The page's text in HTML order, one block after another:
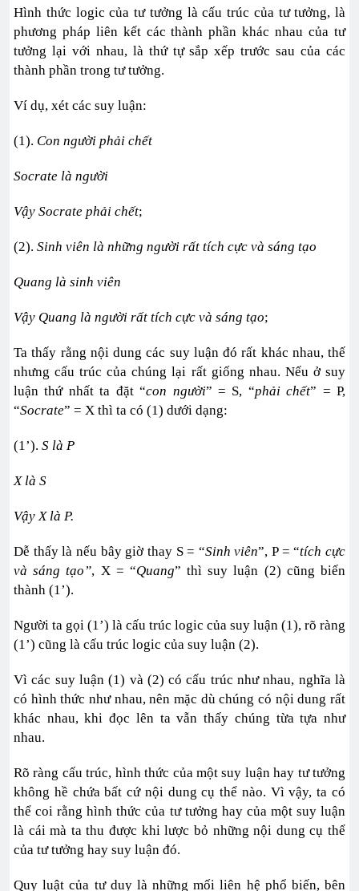
Hình thức logic của tư tưởng là cấu trúc của tư tưởng, là
phương pháp liên kết các thành phần khác nhau của tư
tưởng lại với nhau, là thứ tự sắp xếp trước sau của các
thành phần trong tư tưởng.
Ví dụ, xét các suy luận:
(1). Con người phải chết
Socrate là người
Vậy Socrate phải chết;
(2). Sinh viên là những người rất tích cực và sáng tạo
Quang là sinh viên
Vậy Quang là người rất tích cực và sáng tạo;
Ta thấy rằng nội dung các suy luận đó rất khác nhau, thế
nhưng cấu trúc của chúng lại rất giống nhau. Nếu ở suy
luận thứ nhất ta đặt “con người” = S, “phải chết” = P,
“Socrate” = X thì ta có (1) dưới dạng:
(1’). S là P
X là S
Vậy X là P.
Dễ thấy là nếu bây giờ thay S = “Sinh viên”, P = “tích cực
và sáng tạo”, X = “Quang” thì suy luận (2) cũng biến
thành (1’).
Người ta gọi (1’) là cấu trúc logic của suy luận (1), rõ ràng
(1’) cũng là cấu trúc logic của suy luận (2).
Vì các suy luận (1) và (2) có cấu trúc như nhau, nghĩa là
có hình thức như nhau, nên mặc dù chúng có nội dung rất
khác nhau, khi đọc lên ta vẫn thấy chúng từa tựa như
nhau.
Rõ ràng cấu trúc, hình thức của một suy luận hay tư tưởng
không hề chứa bất cứ nội dung cụ thể nào. Vì vậy, ta có
thể coi rằng hình thức của tư tưởng hay của một suy luận
là cái mà ta thu được khi lược bỏ những nội dung cụ thể
của tư tưởng hay suy luận đó.
Quy luật của tư duy là những mối liên hệ phổ biến, bên